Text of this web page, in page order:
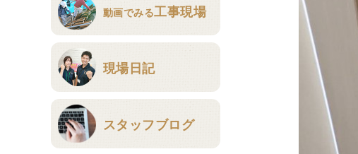
動画でみる工事現場
現場日記
スタッフブログ